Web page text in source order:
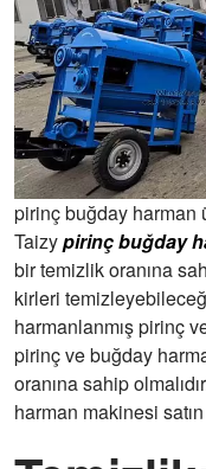
pirinç buğday harman
Taizypirinç buğday
bir temizlik oranına
kirleri
harmanlanmış pirinç
pirinç ve buğday
oranına sahip
harman makinesi